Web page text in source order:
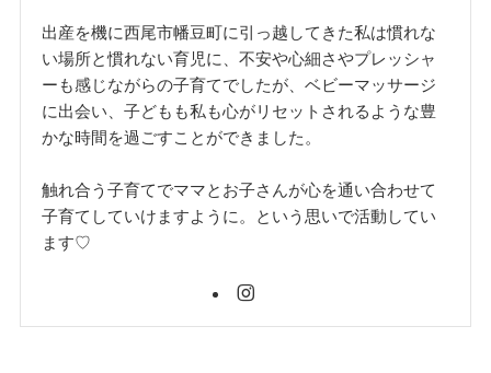
出産を機に西尾市幡豆町に引っ越してきた私は慣れな
い場所と慣れない育児に、不安や心細さやプレッシャ
ーも感じながらの子育てでしたが、ベビーマッサージ
に出会い、子どもも私も心がリセットされるような豊
かな時間を過ごすことができました。
触れ合う子育てでママとお子さんが心を通い合わせて
子育てしていけますように。という思いで活動してい
ます♡